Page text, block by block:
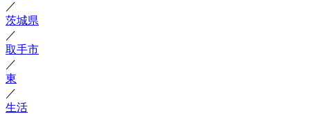
／
茨城県
／
取手市
／
東
／
生活